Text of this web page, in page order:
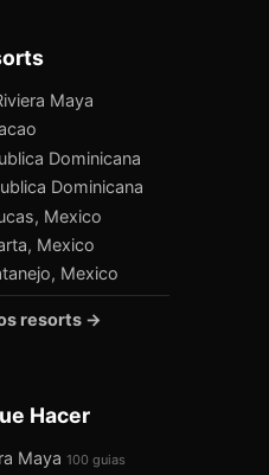
Maya
Dominicana
Dominicana
Mexico
Mexico
Mexico
resorts →
Hacer
Maya 100 guias